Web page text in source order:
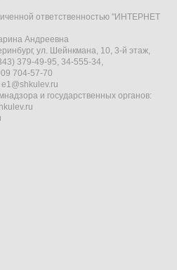
ответственностью "ИНТЕРНЕТ
Андреевна
ул. Шейнкмана, 10, 3-й этаж,
379-49-95, 34-555-34,
704-57-70
e1@shkulev.ru
и государственных органов: